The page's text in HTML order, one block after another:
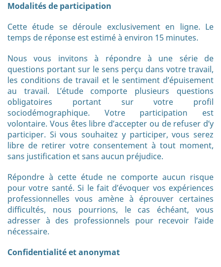
Modalités de participation
Cette étude se déroule exclusivement en ligne. Le
temps de réponse est estimé à environ 15 minutes.
Nous vous invitons à répondre à une série de
questions portant sur le sens perçu dans votre travail,
les conditions de travail et le sentiment d’épuisement
au travail. L’étude comporte plusieurs questions
obligatoires portant sur votre profil
sociodémographique. Votre participation est
volontaire. Vous êtes libre d’accepter ou de refuser d’y
participer. Si vous souhaitez y participer, vous serez
libre de retirer votre consentement à tout moment,
sans justification et sans aucun préjudice.
Répondre à cette étude ne comporte aucun risque
pour votre santé. Si le fait d’évoquer vos expériences
professionnelles vous amène à éprouver certaines
difficultés, nous pourrions, le cas échéant, vous
adresser à des professionnels pour recevoir l’aide
nécessaire.
Confidentialité et anonymat